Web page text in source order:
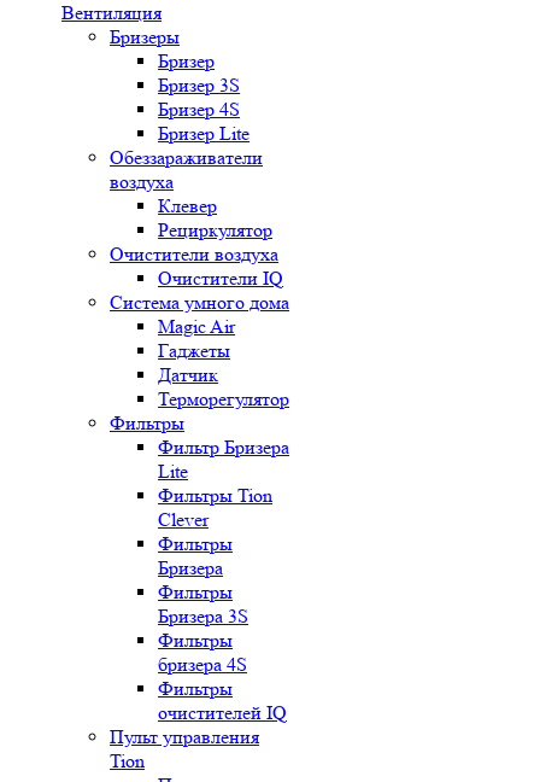
Вентиляция
Бризеры
Бризер
Бризер 3S
Бризер 4S
Бризер Lite
Обеззараживатели
воздуха
Клевер
Рециркулятор
Очистители воздуха
Очистители IQ
Система умного дома
Magic Air
Гаджеты
Датчик
Терморегулятор
Фильтры
Фильтр Бризера
Lite
Фильтры Tion
Clever
Фильтры
Бризера
Фильтры
Бризера 3S
Фильтры
бризера 4S
Фильтры
очистителей IQ
Пульт управления
Tion